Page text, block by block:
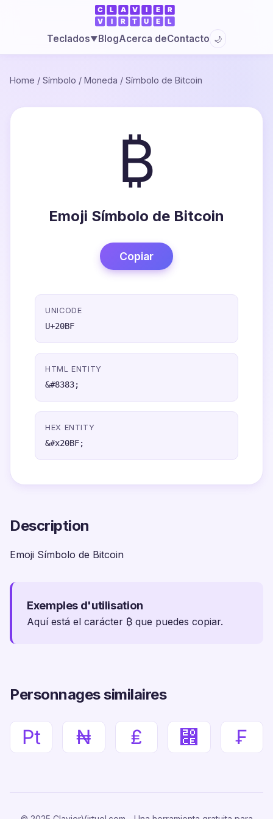
Teclados▼BlogAcerca deContacto 🌙
Home / Símbolo / Moneda / Símbolo de Bitcoin
₿
Emoji Símbolo de Bitcoin
Copiar
UNICODE
U+20BF
HTML ENTITY
&#8383;
HEX ENTITY
&#x20BF;
Description
Emoji Símbolo de Bitcoin
Exemples d'utilisation
Aquí está el carácter ₿ que puedes copiar.
Personnages similaires
₧ ₦ ₤ ⃎ ₣